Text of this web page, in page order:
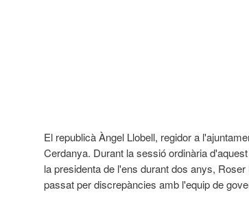
El republicà Àngel Llobell, regidor a
Cerdanya. Durant la sessió ordinària
la presidenta de l'ens durant dos anys,
passat per discrepàncies amb l'equip de